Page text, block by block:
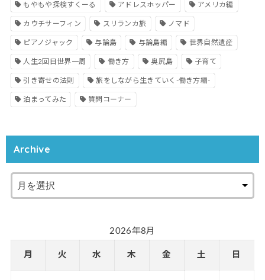
もやもや探検すくーる アドレスホッパー アメリカ編
カウチサーフィン スリランカ旅 ノマド
ピアノジャック 与論島 与論島編 世界自然遺産
人生2回目世界一周 働き方 奥尻島 子育て
引き寄せの法則 旅をしながら生きていく-働き方編-
泊まってみた 質問コーナー
Archive
2026年8月
月 火 水 木 金 土 日